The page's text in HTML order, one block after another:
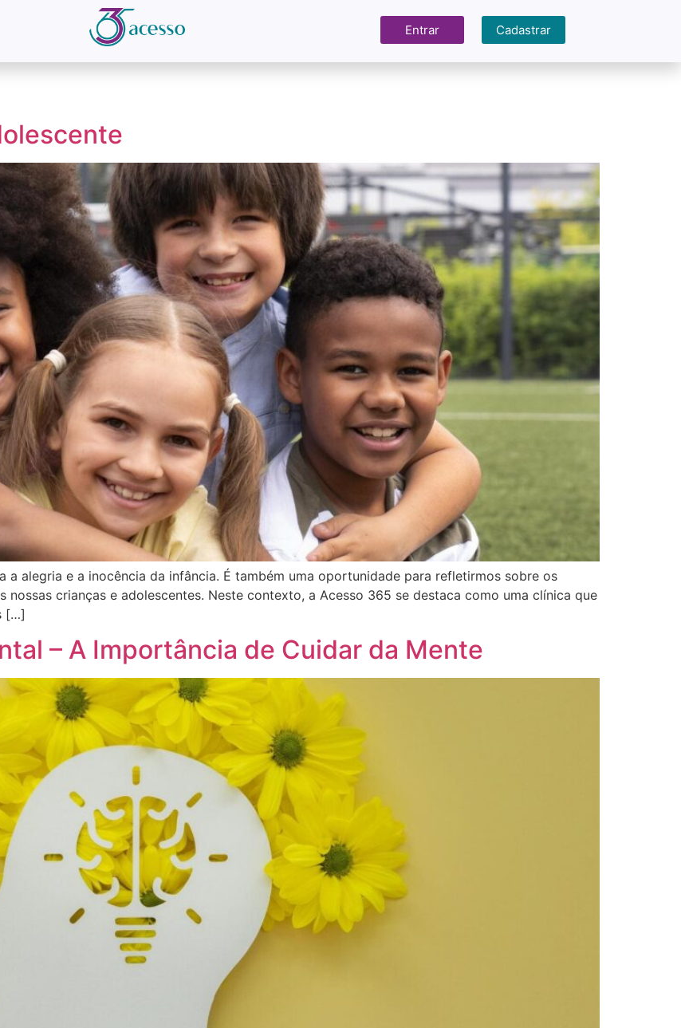
Entrar Cadastrar
a alegria e a inocência da infância. É também uma oportunidade para refletirmos sobre os
crianças e adolescentes. Neste contexto, a Acesso 365 se destaca como uma clínica que
[…]
– A Importância de Cuidar da Mente